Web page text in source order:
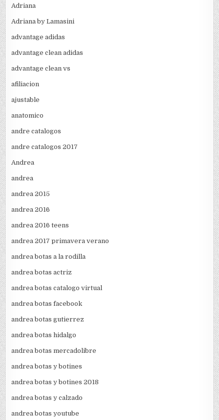
Adriana
Adriana by Lamasini
advantage adidas
advantage clean adidas
advantage clean vs
afiliacion
ajustable
anatomico
andre catalogos
andre catalogos 2017
Andrea
andrea
andrea 2015
andrea 2016
andrea 2016 teens
andrea 2017 primavera verano
andrea botas a la rodilla
andrea botas actriz
andrea botas catalogo virtual
andrea botas facebook
andrea botas gutierrez
andrea botas hidalgo
andrea botas mercadolibre
andrea botas y botines
andrea botas y botines 2018
andrea botas y calzado
andrea botas youtube